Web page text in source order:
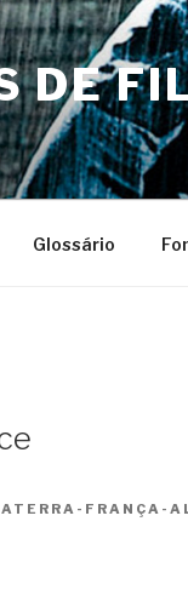
DE
Glossário
FRANÇA-